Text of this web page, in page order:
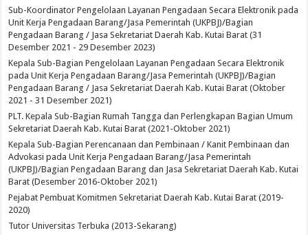
Sub-Koordinator Pengelolaan Layanan Pengadaan Secara Elektronik pada
Unit Kerja Pengadaan Barang/Jasa Pemerintah (UKPBJ)/Bagian
Pengadaan Barang / Jasa Sekretariat Daerah Kab. Kutai Barat (31
Desember 2021 - 29 Desember 2023)
Kepala Sub-Bagian Pengelolaan Layanan Pengadaan Secara Elektronik
pada Unit Kerja Pengadaan Barang/Jasa Pemerintah (UKPBJ)/Bagian
Pengadaan Barang / Jasa Sekretariat Daerah Kab. Kutai Barat (Oktober
2021 - 31 Desember 2021)
PLT. Kepala Sub-Bagian Rumah Tangga dan Perlengkapan Bagian Umum
Sekretariat Daerah Kab. Kutai Barat (2021-Oktober 2021)
Kepala Sub-Bagian Perencanaan dan Pembinaan / Kanit Pembinaan dan
Advokasi pada Unit Kerja Pengadaan Barang/Jasa Pemerintah
(UKPBJ)/Bagian Pengadaan Barang dan Jasa Sekretariat Daerah Kab. Kutai
Barat (Desember 2016-Oktober 2021)
Pejabat Pembuat Komitmen Sekretariat Daerah Kab. Kutai Barat (2019-
2020)
Tutor Universitas Terbuka (2013-Sekarang)